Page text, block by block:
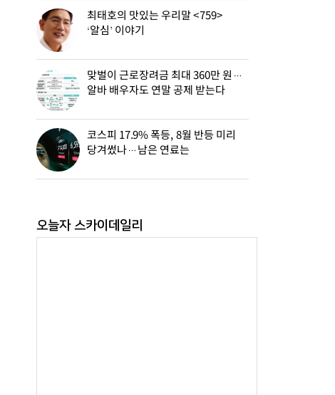
최태호의 맛있는 우리말 <759>
‘알심’ 이야기
맞벌이 근로장려금 최대 360만 원…
알바 배우자도 연말 공제 받는다
코스피 17.9% 폭등, 8월 반등 미리
당겨썼나…남은 연료는
오늘자 스카이데일리